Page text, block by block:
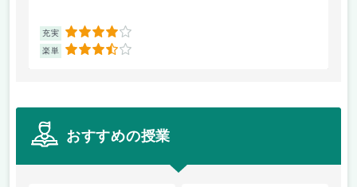
充実 4
楽単 3.5
おすすめの授業